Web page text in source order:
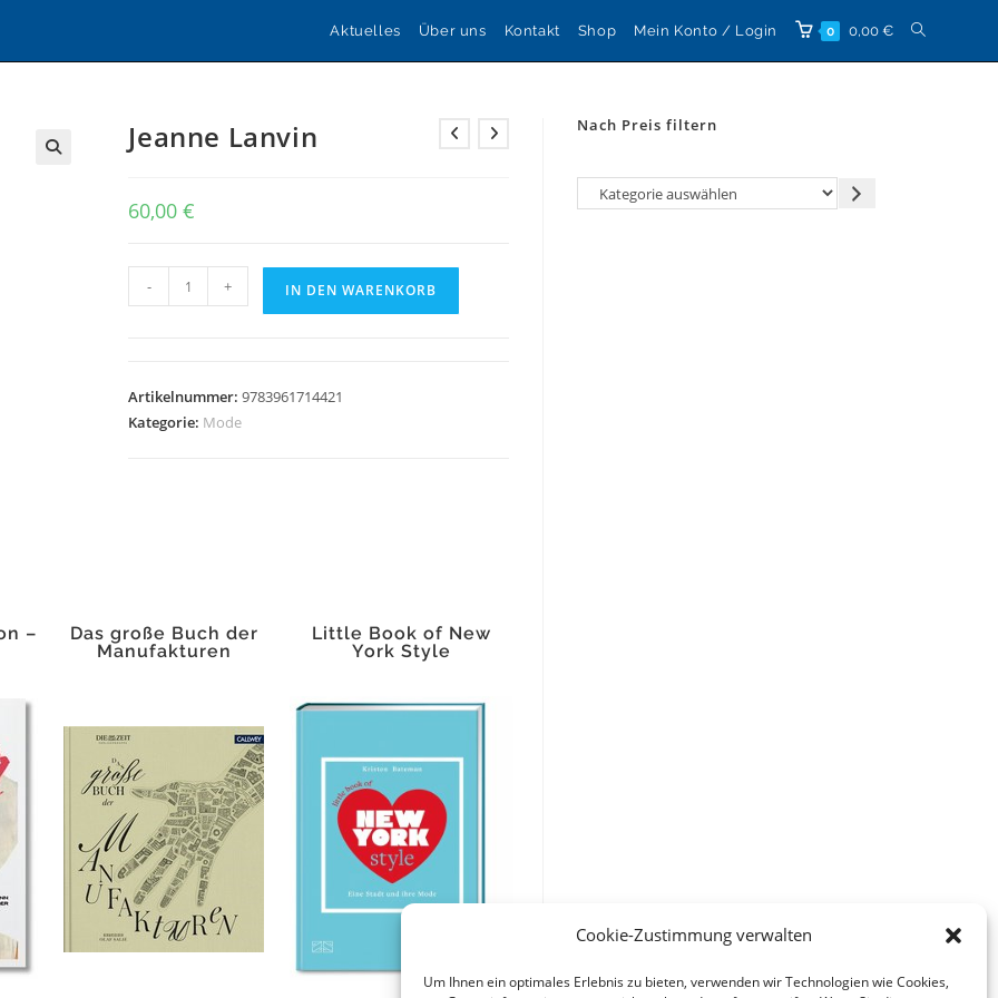
Cookie-Zustimmung verwalten
Um Ihnen ein optimales Erlebnis zu bieten, verwenden wir Technologien wie Cookies,
Aktuelles Über uns Kontakt Shop Mein Konto / Login 0 0,00 € Website-
Jeanne Lanvin
60,00€
Lanvin
- + IN DEN WARENKORB
Artikelnummer:9783961714421
Kategorie: Mode
–
Das große Buch der
Manufakturen
Little Book of New
York Style
Nach Preis filtern
Kategorie